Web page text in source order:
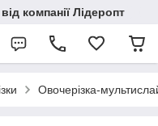
компанії Лідеропт
Овочерізка-